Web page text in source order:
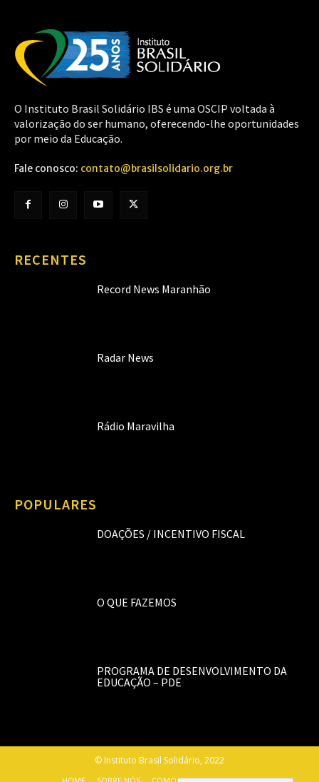
O Instituto Brasil Solidário IBS é uma OSCIP voltada à
valorização do ser humano, oferecendo-lhe oportunidades
por meio da Educação.
Fale conosco: contato@brasilsolidario.org.br
RECENTES
Record News Maranhão
Radar News
Rádio Maravilha
POPULARES
DOAÇÕES / INCENTIVO FISCAL
O QUE FAZEMOS
PROGRAMA DE DESENVOLVIMENTO DA
EDUCAÇÃO – PDE
© Instituto Brasil Solidário, 2022